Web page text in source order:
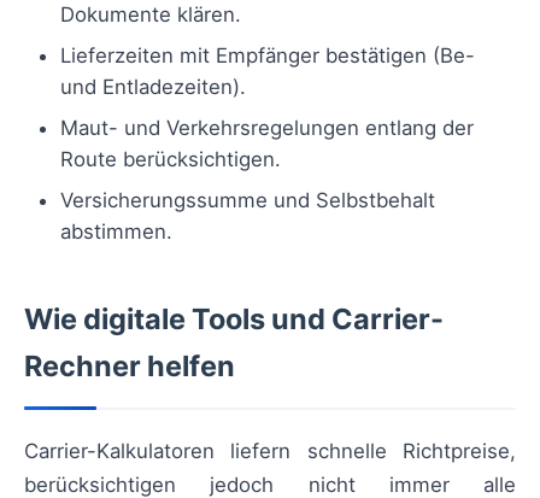
Dokumente klären.
Lieferzeiten mit Empfänger bestätigen (Be-
und Entladezeiten).
Maut- und Verkehrsregelungen entlang der
Route berücksichtigen.
Versicherungssumme und Selbstbehalt
abstimmen.
Wie digitale Tools und Carrier-
Rechner helfen
Carrier-Kalkulatoren liefern schnelle Richtpreise,
berücksichtigen jedoch nicht immer alle